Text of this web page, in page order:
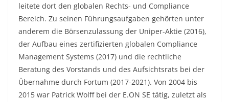
leitete dort den globalen Rechts- und Compliance
Bereich. Zu seinen Führungsaufgaben gehörten unter
anderem die Börsenzulassung der Uniper-Aktie (2016),
der Aufbau eines zertifizierten globalen Compliance
Management Systems (2017) und die rechtliche
Beratung des Vorstands und des Aufsichtsrats bei der
Übernahme durch Fortum (2017-2021). Von 2004 bis
2015 war Patrick Wolff bei der E.ON SE tätig, zuletzt als